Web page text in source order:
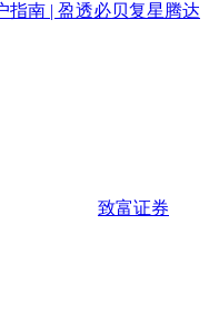
指南 | 盈透必贝复星腾达
致富证券